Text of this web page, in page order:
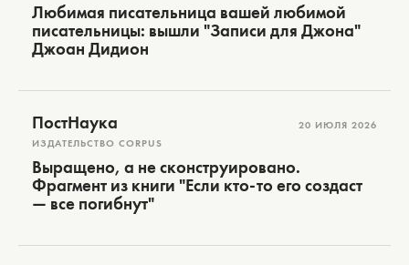
Любимая писательница вашей любимой
писательницы: вышли "Записи для Джона"
Джоан Дидион
ПостНаука
ИЗДАТЕЛЬСТВО CORPUS
20 ИЮЛЯ 2026
Выращено, а не сконструировано.
Фрагмент из книги "Если кто-то его создаст
— все погибнут"